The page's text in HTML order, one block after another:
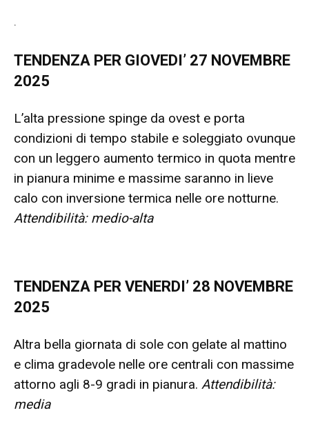
.
TENDENZA PER GIOVEDI’ 27 NOVEMBRE
2025
L’alta pressione spinge da ovest e porta
condizioni di tempo stabile e soleggiato ovunque
con un leggero aumento termico in quota mentre
in pianura minime e massime saranno in lieve
calo con inversione termica nelle ore notturne.
Attendibilità: medio-alta
TENDENZA PER VENERDI’ 28 NOVEMBRE
2025
Altra bella giornata di sole con gelate al mattino
e clima gradevole nelle ore centrali con massime
attorno agli 8-9 gradi in pianura. Attendibilità:
media